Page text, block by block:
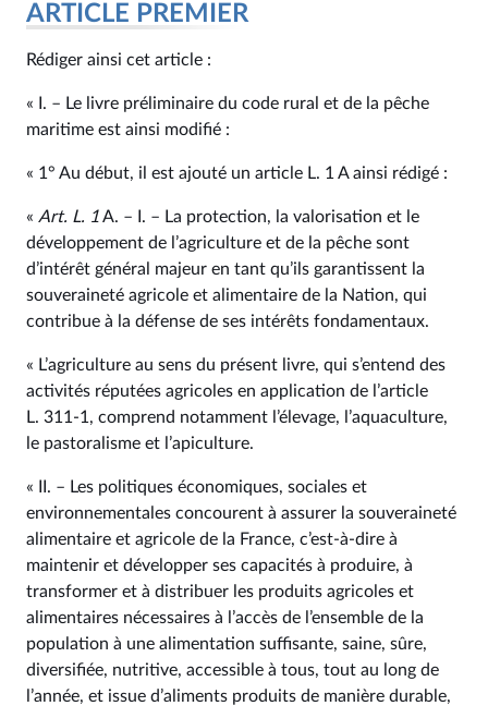
ARTICLE PREMIER
Rédiger ainsi cet article :
« I. – Le livre préliminaire du code rural et de la pêche
maritime est ainsi modifié :
« 1° Au début, il est ajouté un article L. 1 A ainsi rédigé :
« Art. L. 1A. – I. – La protection, la valorisation et le
développement de l’agriculture et de la pêche sont
d’intérêt général majeur en tant qu’ils garantissent la
souveraineté agricole et alimentaire de la Nation, qui
contribue à la défense de ses intérêts fondamentaux.
« L’agriculture au sens du présent livre, qui s’entend des
activités réputées agricoles en application de l’article
L. 311‑1, comprend notamment l’élevage, l’aquaculture,
le pastoralisme et l’apiculture.
« II. – Les politiques économiques, sociales et
environnementales concourent à assurer la souveraineté
alimentaire et agricole de la France, c’est-à-dire à
maintenir et développer ses capacités à produire, à
transformer et à distribuer les produits agricoles et
alimentaires nécessaires à l’accès de l’ensemble de la
population à une alimentation suffisante, saine, sûre,
diversifiée, nutritive, accessible à tous, tout au long de
l’année, et issue d’aliments produits de manière durable,